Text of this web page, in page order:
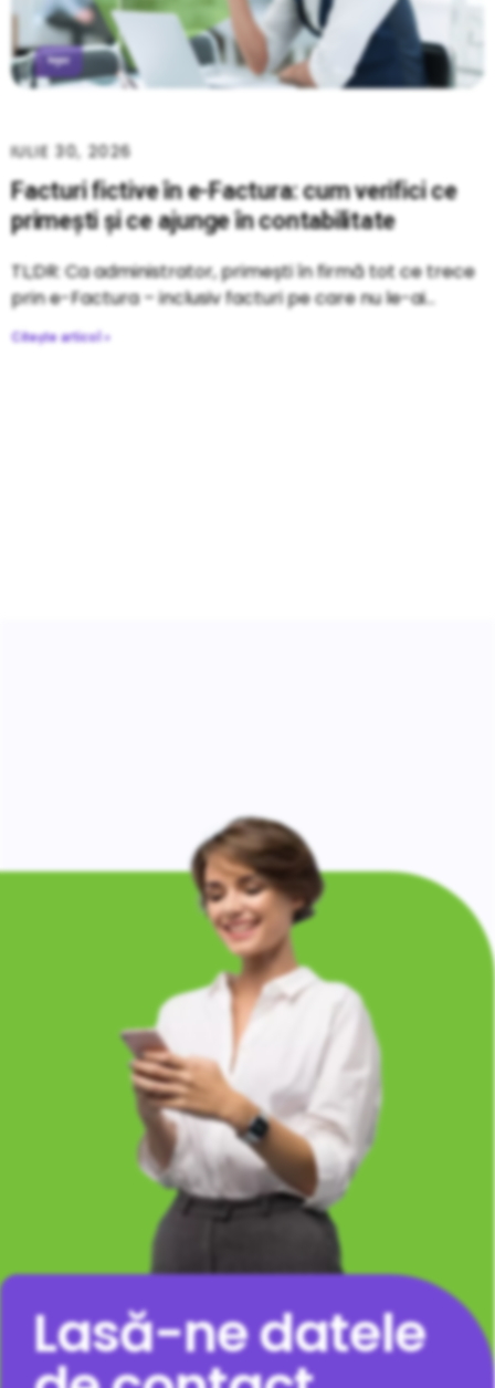
Facturi fictive în e-Factura: cum verifici ce
primești și ce ajunge în contabilitate
IULIE 30, 2026
TL;DR: Ca administrator, primești în firmă tot ce trece
prin e-Factura – inclusiv facturi pe care nu le-ai
Citește articol »
Lasă-ne datele